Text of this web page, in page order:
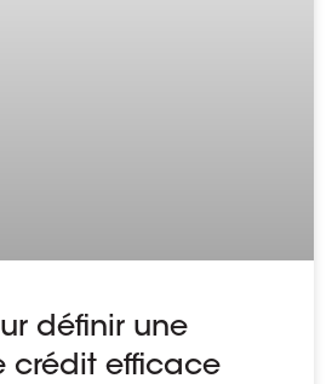
définir une
crédit efficace